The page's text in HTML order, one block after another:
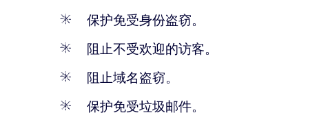
保护免受身份盗窃。
阻止不受欢迎的访客。
阻止域名盗窃。
保护免受垃圾邮件。